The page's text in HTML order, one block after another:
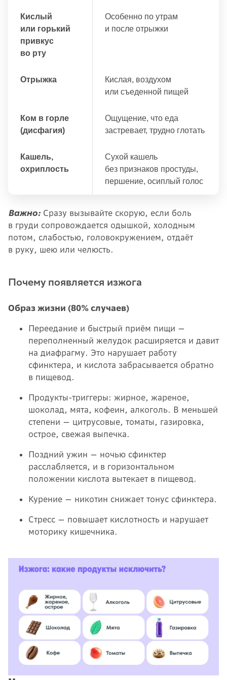
Кислый
или горький
привкус
во рту
Особенно по утрам
и после отрыжки
Отрыжка
Кислая, воздухом
или съеденной пищей
Ком в горле
(дисфагия)
Ощущение, что еда
застревает, трудно глотать
Кашель,
охриплость
Сухой кашель
без признаков простуды,
першение, осиплый голос
Важно: Сразу вызывайте скорую, если боль
в груди сопровождается одышкой, холодным
потом, слабостью, головокружением, отдаёт
в руку, шею или челюсть.
Почему появляется изжога
Образ жизни (80% случаев)
Переедание и быстрый приём пищи —
переполненный желудок расширяется и давит
на диафрагму. Это нарушает работу
сфинктера, и кислота забрасывается обратно
в пищевод.
Продукты-триггеры: жирное, жареное,
шоколад, мята, кофеин, алкоголь. В меньшей
степени — цитрусовые, томаты, газировка,
острое, свежая выпечка.
Поздний ужин — ночью сфинктер
расслабляется, и в горизонтальном
положении кислота вытекает в пищевод.
Курение — никотин снижает тонус сфинктера.
Стресс — повышает кислотность и нарушает
моторику кишечника.